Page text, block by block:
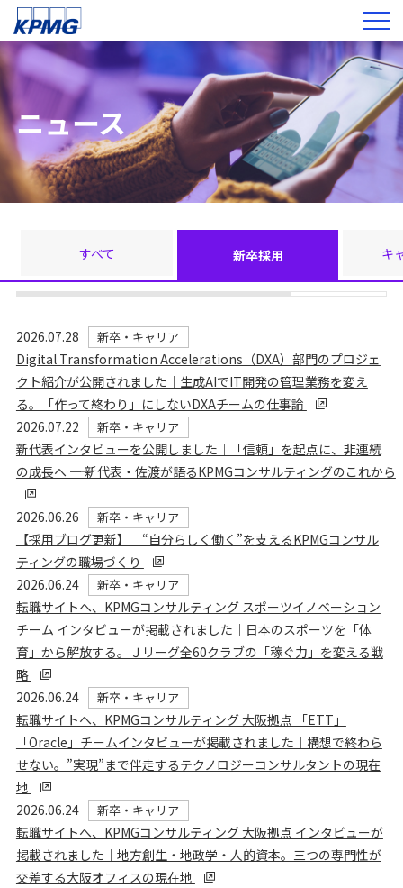
ニュース
すべて 新卒採用 キ
2026.07.28 新卒・キャリア
Digital Transformation Accelerations（DXA）部門のプロジェ
クト紹介が公開されました｜生成AIでIT開発の管理業務を変え
る。「作って終わり」にしないDXAチームの仕事論
2026.07.22
新卒・キャリア
新代表インタビューを公開しました｜「信頼」を起点に、非連続
の成長へ ―― 新代表・佐渡が語るKPMGコンサルティングのこれから
2026.06.26 新卒・キャリア
【採用ブログ更新】 “自分らしく働く”を支えるKPMGコンサル
ティングの職場づくり
2026.06.24
新卒・キャリア
転職サイトへ、KPMGコンサルティング スポーツイノベーション
チーム インタビューが掲載されました｜日本のスポーツを「体
育」から解放する。Ｊリーグ全60クラブの「稼ぐ力」を変える戦
略
2026.06.24
新卒・キャリア
転職サイトへ、KPMGコンサルティング 大阪拠点 「ETT」
「Oracle」チームインタビューが掲載されました｜構想で終わら
せない。”実現”まで伴走するテクノロジーコンサルタントの現在
地
2026.06.24
新卒・キャリア
転職サイトへ、KPMGコンサルティング 大阪拠点 インタビューが
掲載されました｜地方創生・地政学・人的資本。三つの専門性が
交差する大阪オフィスの現在地